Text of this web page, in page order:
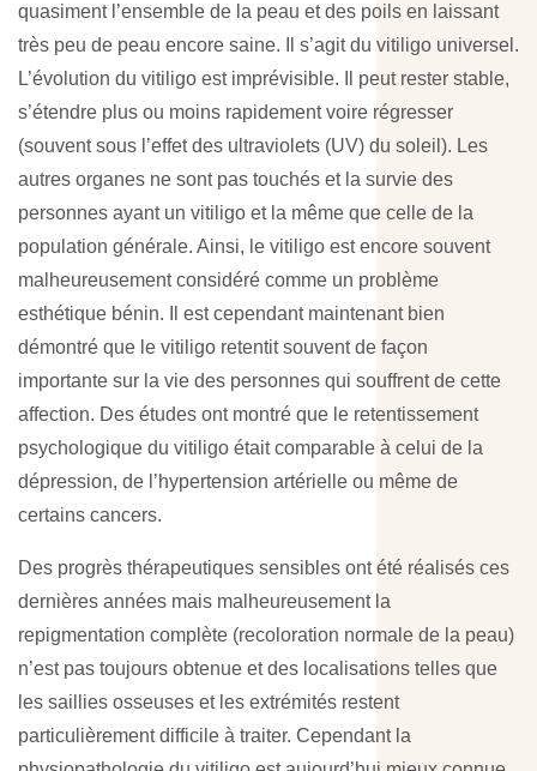
quasiment l’ensemble de la peau et des poils en laissant
très peu de peau encore saine. Il s’agit du vitiligo universel.
L’évolution du vitiligo est imprévisible. Il peut rester stable,
s’étendre plus ou moins rapidement voire régresser
(souvent sous l’effet des ultraviolets (UV) du soleil). Les
autres organes ne sont pas touchés et la survie des
personnes ayant un vitiligo et la même que celle de la
population générale. Ainsi, le vitiligo est encore souvent
malheureusement considéré comme un problème
esthétique bénin. Il est cependant maintenant bien
démontré que le vitiligo retentit souvent de façon
importante sur la vie des personnes qui souffrent de cette
affection. Des études ont montré que le retentissement
psychologique du vitiligo était comparable à celui de la
dépression, de l’hypertension artérielle ou même de
certains cancers.
Des progrès thérapeutiques sensibles ont été réalisés ces
dernières années mais malheureusement la
repigmentation complète (recoloration normale de la peau)
n’est pas toujours obtenue et des localisations telles que
les saillies osseuses et les extrémités restent
particulièrement difficile à traiter. Cependant la